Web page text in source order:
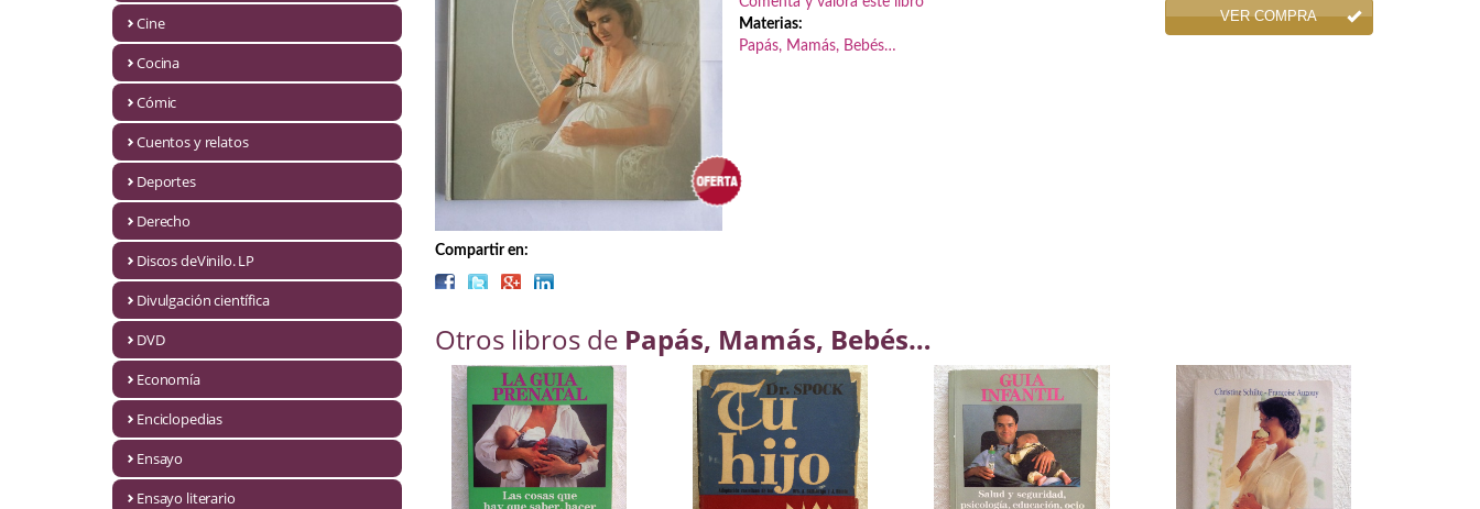
Ciencia ficción
Cuentos y relatos
Discos deVinilo. LP
Divulgación científica
Cine
Cocina
Cómic
Cuentos y relatos
Deportes
Derecho
Discos deVinilo. LP
Divulgación científica
DVD
Economía
Enciclopedias
Ensayo
Ensayo literario
Compartir en:
Materias:
Papás, Mamás, Bebés…
VER COMPRA
Otros libros de Papás, Mamás, Bebés…